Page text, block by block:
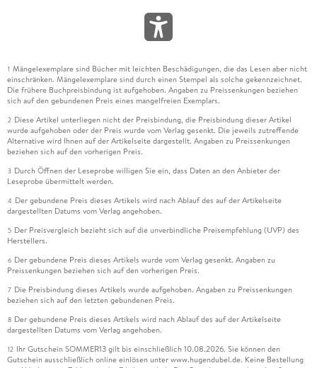
1 Mängelexemplare sind Bücher mit leichten Beschädigungen, die das Lesen aber nicht
einschränken. Mängelexemplare sind durch einen Stempel als solche gekennzeichnet.
Die frühere Buchpreisbindung ist aufgehoben. Angaben zu Preissenkungen beziehen
sich auf den gebundenen Preis eines mangelfreien Exemplars.
2 Diese Artikel unterliegen nicht der Preisbindung, die Preisbindung dieser Artikel
wurde aufgehoben oder der Preis wurde vom Verlag gesenkt. Die jeweils zutreffende
Alternative wird Ihnen auf der Artikelseite dargestellt. Angaben zu Preissenkungen
beziehen sich auf den vorherigen Preis.
3 Durch Öffnen der Leseprobe willigen Sie ein, dass Daten an den Anbieter der
Leseprobe übermittelt werden.
4 Der gebundene Preis dieses Artikels wird nach Ablauf des auf der Artikelseite
dargestellten Datums vom Verlag angehoben.
5 Der Preisvergleich bezieht sich auf die unverbindliche Preisempfehlung (UVP) des
Herstellers.
6 Der gebundene Preis dieses Artikels wurde vom Verlag gesenkt. Angaben zu
Preissenkungen beziehen sich auf den vorherigen Preis.
7 Die Preisbindung dieses Artikels wurde aufgehoben. Angaben zu Preissenkungen
beziehen sich auf den letzten gebundenen Preis.
8 Der gebundene Preis dieses Artikels wird nach Ablauf des auf der Artikelseite
dargestellten Datums vom Verlag angehoben.
12 Ihr Gutschein SOMMER13 gilt bis einschließlich 10.08.2026. Sie können den
Gutschein ausschließlich online einlösen unter www.hugendubel.de. Keine Bestellung